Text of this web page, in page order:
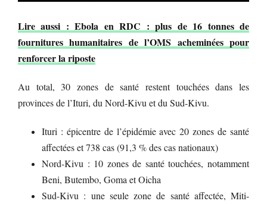
Lire aussi : Ebola en RDC : plus de 16 tonnes de
fournitures humanitaires de l’OMS acheminées pour
renforcer la riposte
Au total, 30 zones de santé restent touchées dans les
provinces de l’Ituri, du Nord-Kivu et du Sud-Kivu.
Ituri : épicentre de l’épidémie avec 20 zones de santé
affectées et 738 cas (91,3 % des cas nationaux)
Nord-Kivu : 10 zones de santé touchées, notamment
Beni, Butembo, Goma et Oicha
Sud-Kivu : une seule zone de santé affectée, Miti-